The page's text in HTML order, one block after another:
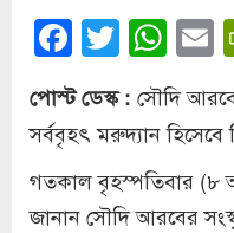
Twitter
পোস্ট ডেস্ক : সৌদি
সর্ববৃহৎ মরুদ্যান হিসেবে
গতকাল বৃহস্পতিবার (৮
জানান সৌদি আরবের